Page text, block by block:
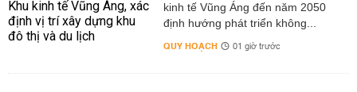
kinh tế Vũng Áng đến năm 2050
định hướng phát triển không...
QUY HOẠCH 01 giờ trước